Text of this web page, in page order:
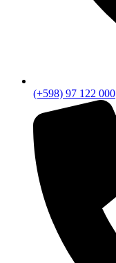
(+598) 97 122 000